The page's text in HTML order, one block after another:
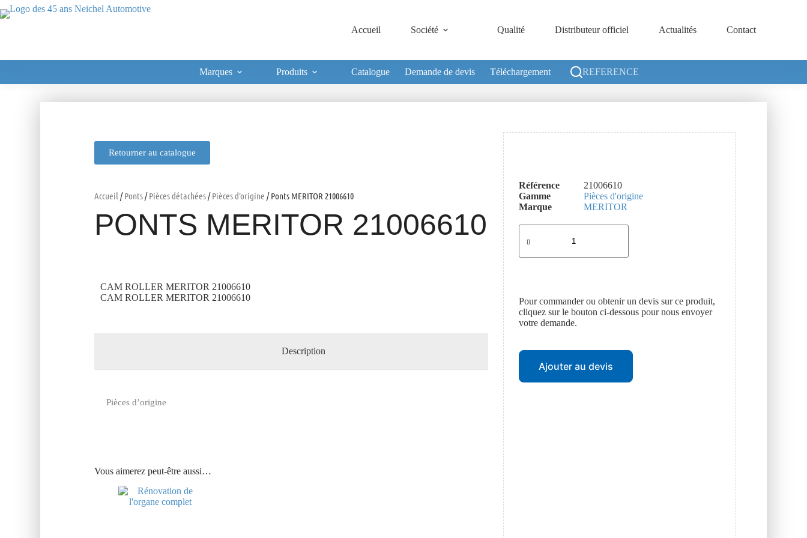
Accueil Société Qualité Distributeur officiel Actualités Contact
Marques Produits Catalogue Demande de devis Téléchargement REFERENCE
Retourner au catalogue
Accueil /Ponts/Pièces détachées/Pièces d'origine / Ponts MERITOR 21006610
PONTS MERITOR 21006610
CAM ROLLER MERITOR 21006610
CAM ROLLER MERITOR 21006610
Description
Pièces d’origine
Vous aimerez peut-être aussi…
Référence
21006610
Gamme
Pièces d'origine
Marque
MERITOR
Pour commander ou obtenir un devis sur ce produit,
cliquez sur le bouton ci-dessous pour nous envoyer
votre demande.
Ajouter au devis